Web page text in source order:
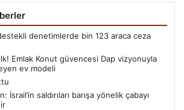
denetimlerde bin 123 araca ceza
ilk! Emlak Konut güvencesi Dap vizyonuyla
ev modeli
İsrail’in saldırıları barışa yönelik çabayı